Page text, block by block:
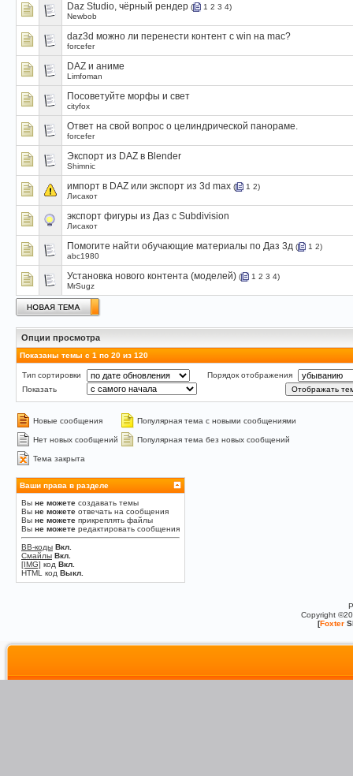
Daz Studio, чёрный рендер ( 1 2 3 4)
Newbob
daz3d можно ли перенести контент с win на mac?
forcefer
DAZ и аниме
Limfoman
Посоветуйте морфы и свет
cityfox
Ответ на свой вопрос о целиндрической панораме.
forcefer
Экспорт из DAZ в Blender
Shimnic
импорт в DAZ или экспорт из 3d max ( 1 2)
Лисакот
экспорт фигуры из Даз с Subdivision
Лисакот
Помогите найти обучающие материалы по Даз 3д ( 1 2)
abc1980
Установка нового контента (моделей) ( 1 2 3 4)
MrSugz
Опции просмотра
Показаны темы с 1 по 20 из 120
Тип сортировки
Порядок отображения
Показать
Новые сообщения Популярная тема с новыми сообщениями
Нет новых сообщений Популярная тема без новых сообщений
Тема закрыта
Ваши права в разделе
Вы не можете создавать темы
Вы не можете отвечать на сообщения
Вы не можете прикреплять файлы
Вы не можете редактировать сообщения
BB-коды Вкл.
Смайлы Вкл.
[IMG] код Вкл.
HTML код Выкл.
Copyright
[Foxter